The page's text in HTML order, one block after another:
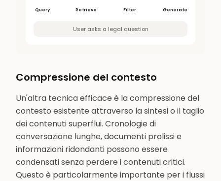
Query Retrieve Filter Generate
User asks a legal question
Compressione del contesto
Un'altra tecnica efficace è la compressione del
contesto esistente attraverso la sintesi o il taglio
dei contenuti superflui. Cronologie di
conversazione lunghe, documenti prolissi e
informazioni ridondanti possono essere
condensati senza perdere i contenuti critici.
Questo è particolarmente importante per i flussi